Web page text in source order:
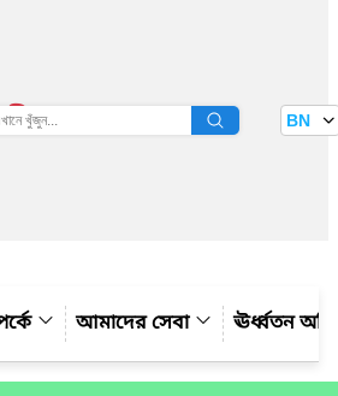
তথ্য বাতায়ন BN
আমাদের সেবা ঊর্ধ্বতন